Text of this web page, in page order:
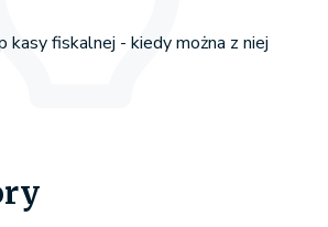
kasy fiskalnej - kiedy można z niej